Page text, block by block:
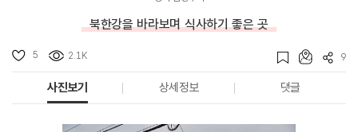
북한강을 바라보며 식사하기 좋은 곳
5 2.1K 9
사진보기 상세정보 댓글